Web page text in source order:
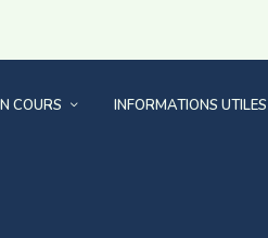
COURS INFORMATIONS UTILES